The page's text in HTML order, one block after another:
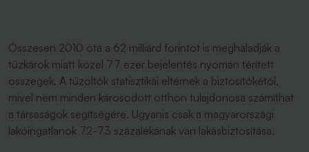
Összesen 2010 óta a 62 milliárd forintot is meghaladják a
tűzkárok miatt közel 77 ezer bejelentés nyomán térített
összegek. A tűzoltók statisztikái eltérnek a biztosítókétól,
mivel nem minden károsodott otthon tulajdonosa számíthat
a társaságok segítségére. Ugyanis csak a magyarországi
lakóingatlanok 72-73 százalékának van lakásbiztosítása.